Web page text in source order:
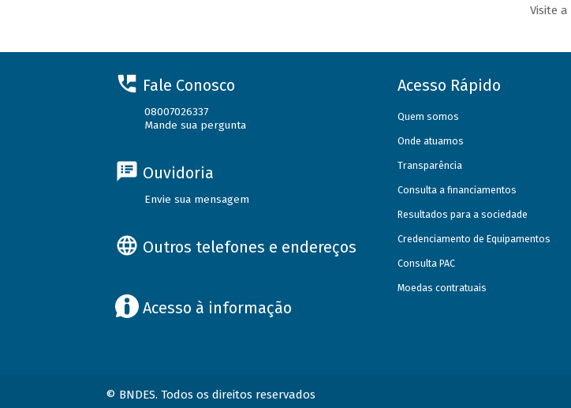
Visite a
Fale Conosco
08007026337
Mande sua pergunta
Ouvidoria
Envie sua mensagem
Outros telefones e endereços
Acesso à informação
Acesso Rápido
Quem somos
Onde atuamos
Transparência
Consulta a financiamentos
Resultados para a sociedade
Credenciamento de Equipamentos
Consulta PAC
Moedas contratuais
© BNDES. Todos os direitos reservados